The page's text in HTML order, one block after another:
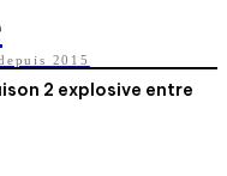
2015
2 explosive entre